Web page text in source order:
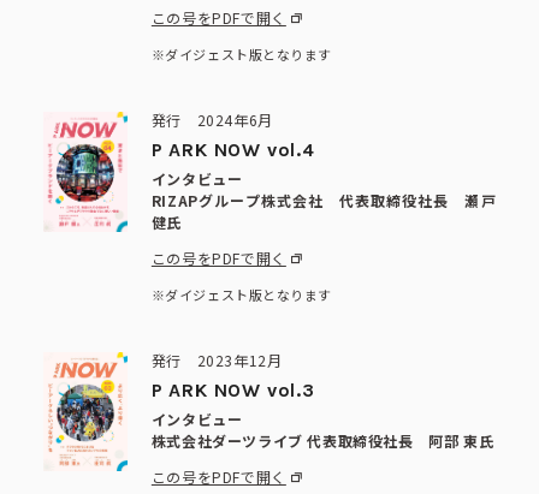
この号をPDFで開く
※ダイジェスト版となります
発行 2024年6月
P ARK NOW vol.4
インタビュー
RIZAPグループ株式会社 代表取締役社長 瀬戸
健氏
この号をPDFで開く
※ダイジェスト版となります
発行 2023年12月
P ARK NOW vol.3
インタビュー
株式会社ダーツライブ 代表取締役社長 阿部 東氏
この号をPDFで開く